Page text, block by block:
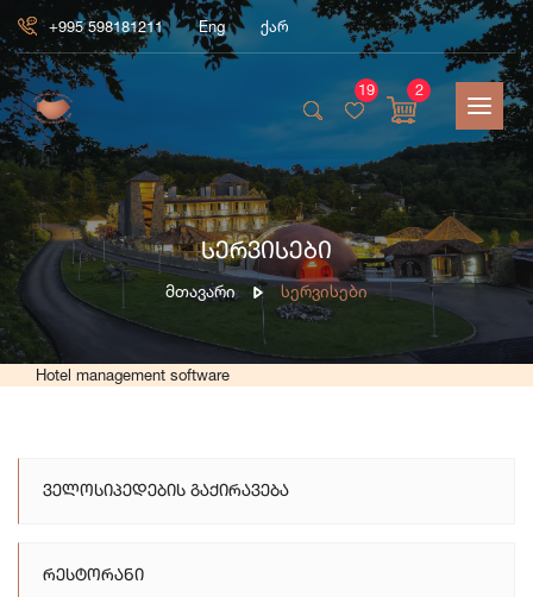
+995 598181211 Eng ქარ
19 2
სერვისები
Მთავარი Სერვისები
Hotel management software
Ველოსიპედების Გაქირავება
Რესტორანი